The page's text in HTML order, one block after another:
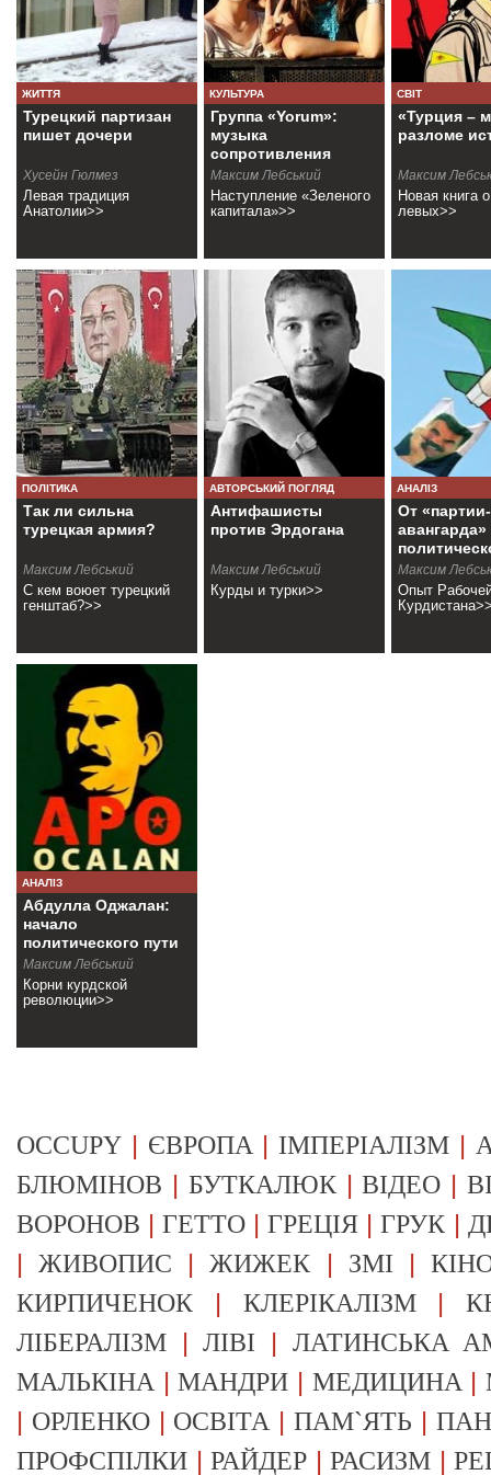
ЖИТТЯ
Турецкий партизан
пишет дочери
Хусейн Гюлмез
Левая традиция
Анатолии>>
КУЛЬТУРА
Группа «Yorum»:
музыка
сопротивления
Максим Лебський
Наступление «Зеленого
капитала»>>
СВІТ
«Турция –
разломе
Максим
Новая книга
левых>>
ПОЛІТИКА
Так ли сильна
турецкая армия?
Максим Лебський
С кем воюет турецкий
генштаб?>>
АВТОРСЬКИЙ ПОГЛЯД
Антифашисты
против Эрдогана
Максим Лебський
Курды и турки>>
АНАЛІЗ
От «партии-
авангарда»
Максим
Опыт
АНАЛІЗ
Абдулла Оджалан:
начало
политического пути
Максим Лебський
Корни курдской
революции>>
OCCUPY | ЄВРОПА | ІМПЕРІАЛІЗМ |
БЛЮМІНОВ | БУТКАЛЮК|ВІДЕО |
ВОРОНОВ |ГЕТТО |ГРЕЦІЯ |ГРУК |
|ЖИВОПИС |ЖИЖЕК | ЗМІ |
КИРПИЧЕНОК | КЛЕРІКАЛІЗМ|
ЛІБЕРАЛІЗМ |ЛІВІ | ЛАТИНСЬКА
МАЛЬКІНА |МАНДРИ | МЕДИЦИНА |
| ОРЛЕНКО| ОСВІТА |ПАМ`ЯТЬ |
ПРОФСПІЛКИ |РАЙДЕР |РАСИЗМ |